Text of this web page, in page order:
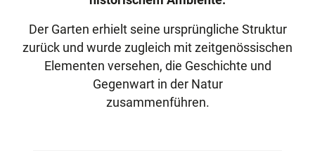
Der Garten erhielt seine ursprüngliche Struktur
zurück und wurde zugleich mit zeitgenössischen
Elementen versehen, die Geschichte und
Gegenwart in der Natur
zusammenführen.